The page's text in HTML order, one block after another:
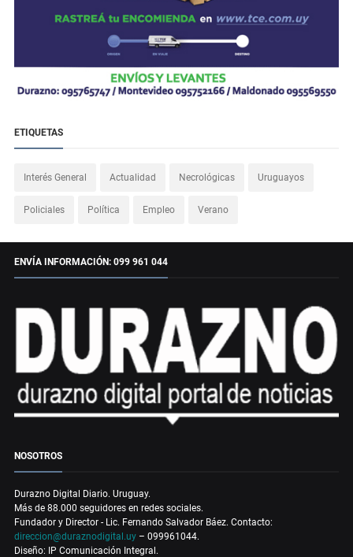
ETIQUETAS
Interés General Actualidad Necrológicas Uruguayos
Policiales Política Empleo Verano
ENVÍA INFORMACIÓN: 099 961 044
NOSOTROS
Durazno Digital Diario. Uruguay.
Más de 88.000 seguidores en redes sociales.
Fundador y Director - Lic. Fernando Salvador Báez. Contacto:
direccion@duraznodigital.uy – 099961044.
Diseño: IP Comunicación Integral.